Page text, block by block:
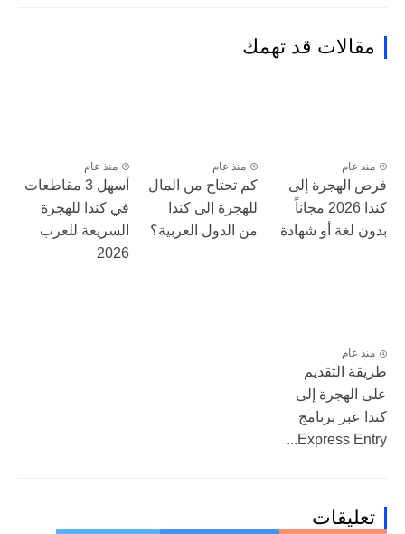
مقالات قد تهمك
منذ عام
فرص الهجرة إلى
كندا 2026 مجاناً
بدون لغة أو شهادة
منذ عام
كم تحتاج من المال
للهجرة إلى كندا
من الدول العربية؟
منذ عام
أسهل 3 مقاطعات
في كندا للهجرة
السريعة للعرب
2026
منذ عام
طريقة التقديم
على الهجرة إلى
كندا عبر برنامج
Express Entry...
تعليقات